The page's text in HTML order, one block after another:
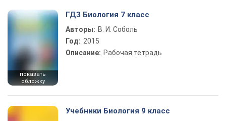
показать
обложку
ГДЗ Биология 7 класс
Авторы: В. И. Соболь
Год: 2015
Описание: Рабочая тетрадь
Учебники Биология 9 класс